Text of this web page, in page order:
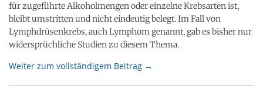
für zugeführte Alkoholmengen oder einzelne Krebsarten ist,
bleibt umstritten und nicht eindeutig belegt. Im Fall von
Lymphdrüsenkrebs, auch Lymphom genannt, gab es bisher nur
widersprüchliche Studien zu diesem Thema.
Weiter zum vollständigem Beitrag →